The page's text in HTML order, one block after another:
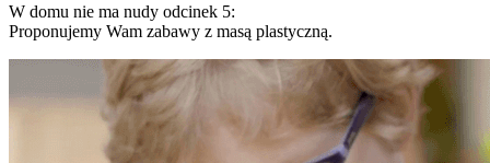
W domu nie ma nudy odcinek 5:
Proponujemy Wam zabawy z masą plastyczną.